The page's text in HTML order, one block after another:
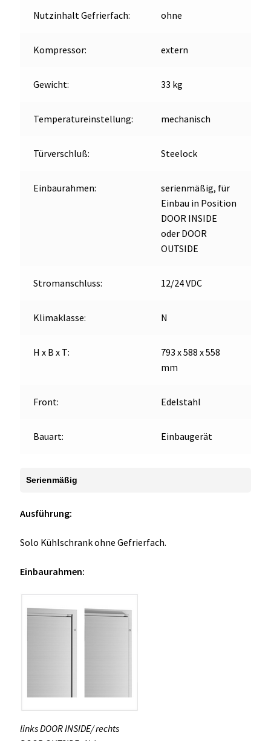
Nutzinhalt Gefrierfach: ohne
Kompressor: extern
Gewicht: 33 kg
Temperatureinstellung: mechanisch
Türverschluß: Steelock
Einbaurahmen:
serienmäßig, für
Einbau in Position
DOOR INSIDE
oder DOOR
OUTSIDE
Stromanschluss: 12/24 VDC
Klimaklasse: N
H x B x T:
793 x 588 x 558
mm
Front: Edelstahl
Bauart: Einbaugerät
Serienmäßig
Ausführung:
Solo Kühlschrank ohne Gefrierfach.
Einbaurahmen:
links DOOR INSIDE/ rechts